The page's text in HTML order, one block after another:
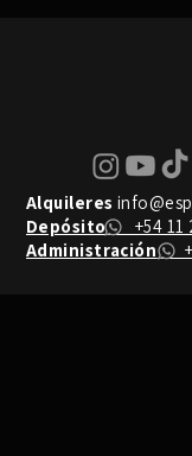
Alquileres
Depósito+54 11
Administración